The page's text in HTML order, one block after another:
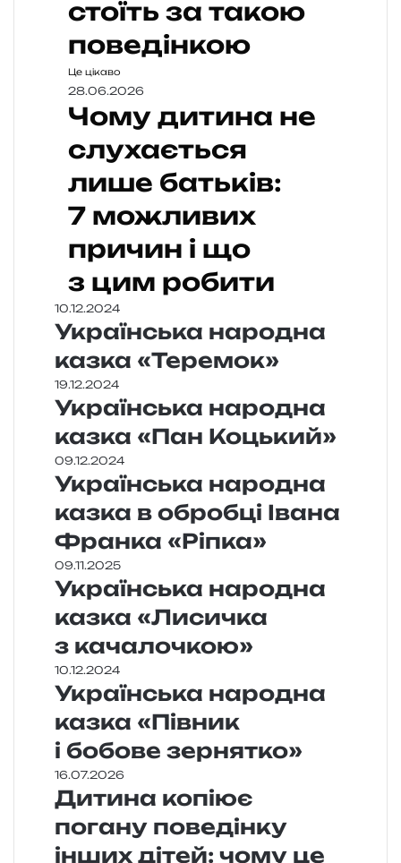
стоїть за такою
поведінкою
Це цікаво
28.06.2026
Чому дитина не
слухається
лише батьків:
7 можливих
причин і що
з цим робити
10.12.2024
Українська народна
казка «Теремок»
19.12.2024
Українська народна
казка «Пан Коцький»
09.12.2024
Українська народна
казка в обробці Івана
Франка «Ріпка»
09.11.2025
Українська народна
казка «Лисичка
з качалочкою»
10.12.2024
Українська народна
казка «Півник
і бобове зернятко»
16.07.2026
Дитина копіює
погану поведінку
інших дітей: чому це